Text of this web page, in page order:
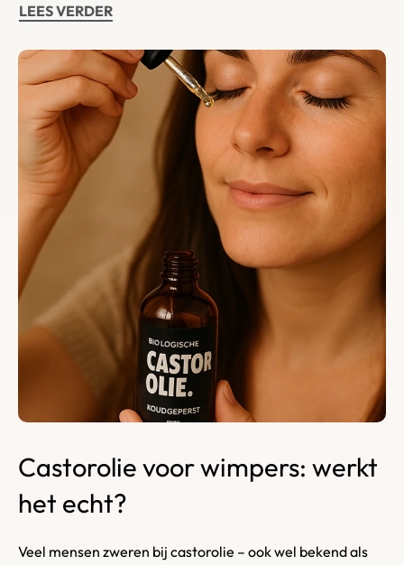
LEES VERDER
Castorolie voor wimpers: werkt
het echt?
Veel mensen zweren bij castorolie – ook wel bekend als